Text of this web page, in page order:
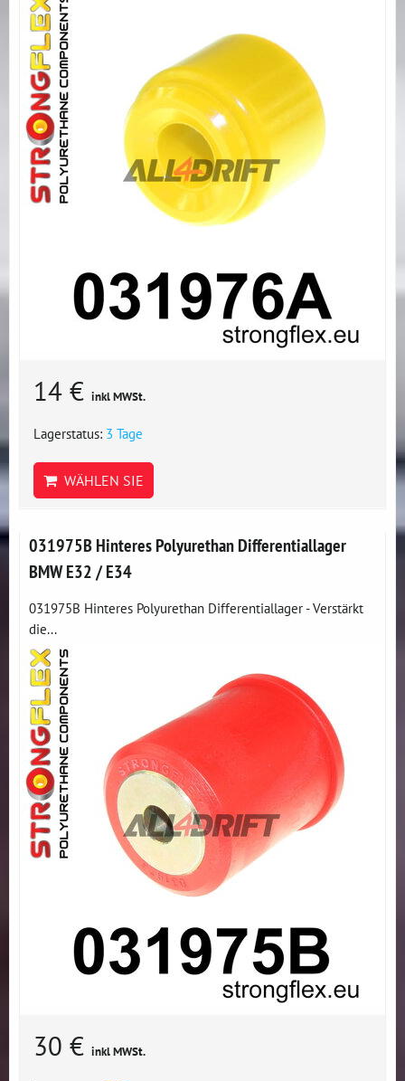
14 € inkl MWSt.
Lagerstatus: 3 Tage
WÄHLEN SIE
031975B Hinteres Polyurethan Differentiallager
BMW E32 / E34
031975B Hinteres Polyurethan Differentiallager - Verstärkt
die...
30 € inkl MWSt.